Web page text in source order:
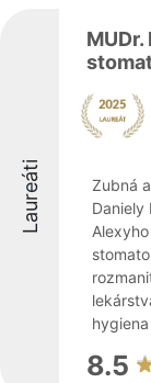
Laureáti
Zubná
Daniely
8.5